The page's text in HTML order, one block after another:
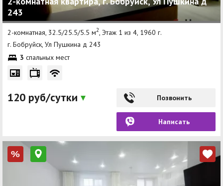
243
2-комнатная, 32.5/25.5/5.5 м2, Этаж 1 из 4, 1960 г.
г. Бобруйск, Ул Пушкина д 243
3 спальных мест
120 руб/сутки Позвонить
Написать
%